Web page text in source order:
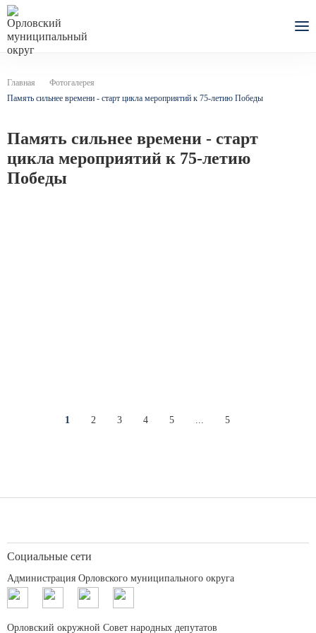
Главная
Фотогалерея
Память сильнее времени - старт цикла мероприятий к 75-летию Победы
Память сильнее времени - старт
цикла мероприятий к 75-летию
Победы
1 2 3 4 5 ... 5
Социальные сети
Администрация Орловского муниципального округа
Орловский окружной Совет народных депутатов